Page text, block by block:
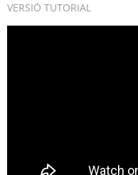
VERSIÓ TUTORIAL